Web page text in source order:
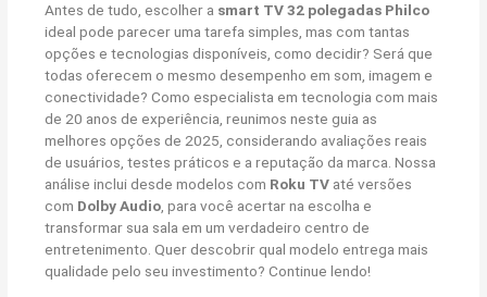
Antes de tudo, escolher a smart TV 32 polegadas Philco
ideal pode parecer uma tarefa simples, mas com tantas
opções e tecnologias disponíveis, como decidir? Será que
todas oferecem o mesmo desempenho em som, imagem e
conectividade? Como especialista em tecnologia com mais
de 20 anos de experiência, reunimos neste guia as
melhores opções de 2025, considerando avaliações reais
de usuários, testes práticos e a reputação da marca. Nossa
análise inclui desde modelos com Roku TV até versões
com Dolby Audio, para você acertar na escolha e
transformar sua sala em um verdadeiro centro de
entretenimento. Quer descobrir qual modelo entrega mais
qualidade pelo seu investimento? Continue lendo!